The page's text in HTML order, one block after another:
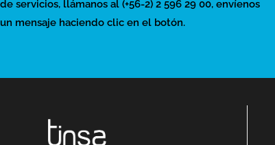
de servicios, llámanos al (+56-2) 2 596 29 00, envíenos
un mensaje haciendo clic en el botón.